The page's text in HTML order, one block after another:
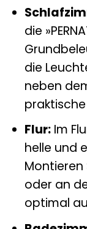
die
die
neben
Flur:Im
helle und
Montieren
oder an
optimal